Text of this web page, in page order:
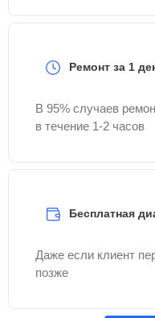
Ремонт за 1
В 95% случаев
в течение 1-2 часов
Бесплатная
Даже если клиент
позже